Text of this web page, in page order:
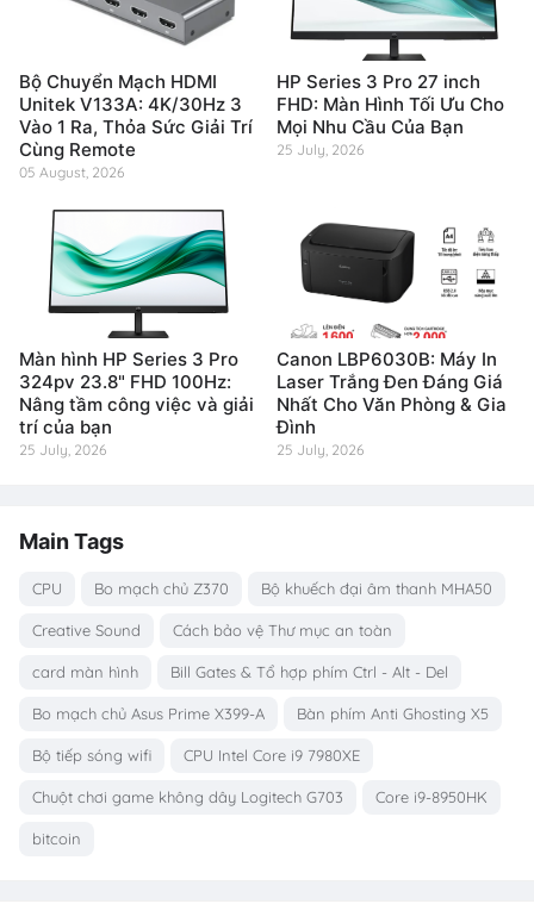
Bộ Chuyển Mạch HDMI
Unitek V133A: 4K/30Hz 3
Vào 1 Ra, Thỏa Sức Giải Trí
Cùng Remote
05 August, 2026
HP Series 3 Pro 27 inch
FHD: Màn Hình Tối Ưu Cho
Mọi Nhu Cầu Của Bạn
25 July, 2026
Màn hình HP Series 3 Pro
324pv 23.8" FHD 100Hz:
Nâng tầm công việc và giải
trí của bạn
25 July, 2026
Canon LBP6030B: Máy In
Laser Trắng Đen Đáng Giá
Nhất Cho Văn Phòng & Gia
Đình
25 July, 2026
Main Tags
CPU Bo mạch chủ Z370 Bộ khuếch đại âm thanh MHA50
Creative Sound Cách bảo vệ Thư mục an toàn
card màn hình Bill Gates & Tổ hợp phím Ctrl - Alt - Del
Bo mạch chủ Asus Prime X399-A Bàn phím Anti Ghosting X5
Bộ tiếp sóng wifi CPU Intel Core i9 7980XE
Chuột chơi game không dây Logitech G703 Core i9-8950HK
bitcoin